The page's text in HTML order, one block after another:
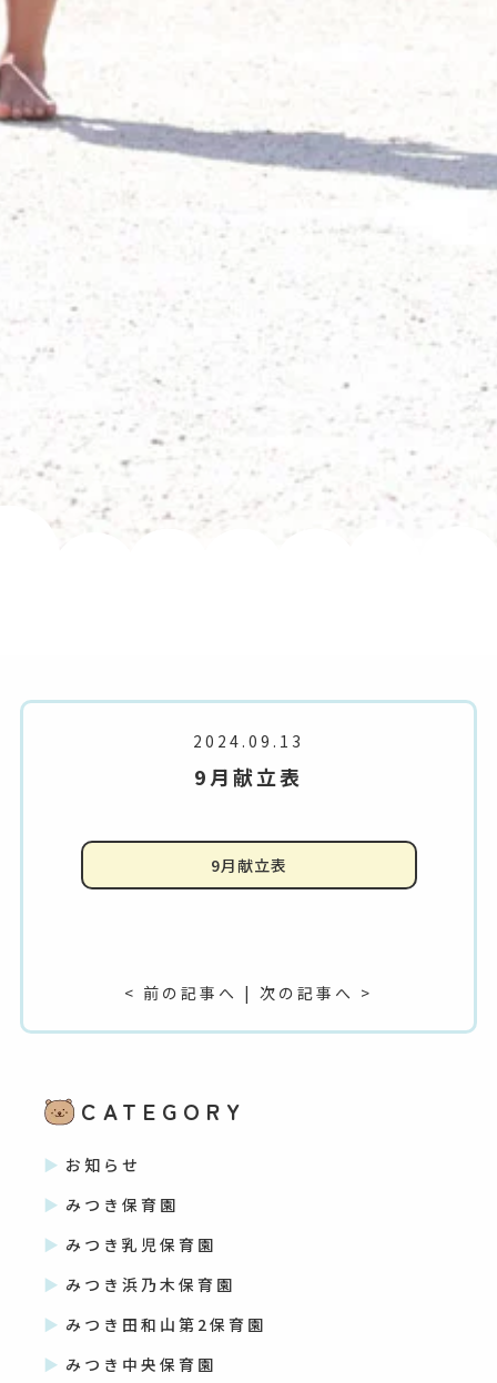
2024.09.13
9月献立表
9月献立表
< 前の記事へ | 次の記事へ >
CATEGORY
お知らせ
みつき保育園
みつき乳児保育園
みつき浜乃木保育園
みつき田和山第2保育園
みつき中央保育園